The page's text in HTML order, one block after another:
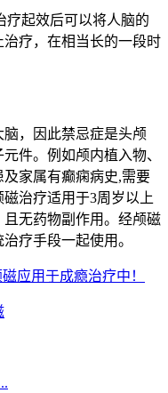
起效后可以将人脑的
疗，在相当长的一段时
，因此禁忌症是头颅
件。例如颅内植入物、
家属有癫痫病史,需要
治疗适用于3周岁以上
无药物副作用。经颅磁
疗手段一起使用。
应用于成瘾治疗中！